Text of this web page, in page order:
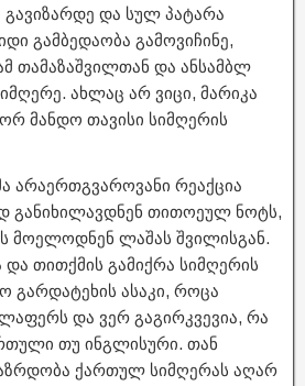
გავიზარდე და სულ პატარა
გამბედაობა გამოვიჩინე,
თამაზაშვილთან და ანსამბლ
ახლაც არ ვიცი, მარიკა
მანდო თავისი სიმღერის
არაერთგვაროვანი რეაქცია
განიხილავდნენ თითოეულ ნოტს,
მოელოდნენ ლაშას შვილისგან.
და თითქმის გამიქრა სიმღერის
გარდატეხის ასაკი, როცა
და ვერ გაგირკვევია, რა
თუ ინგლისური. თან
ქართულ სიმღერას აღარ